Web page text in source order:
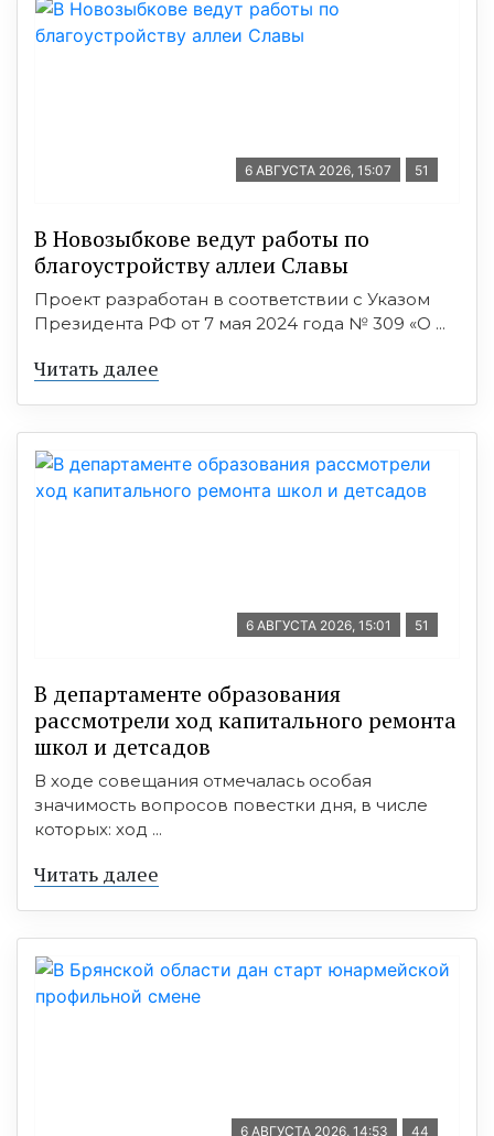
6 АВГУСТА 2026, 15:07 51
В Новозыбкове ведут работы по
благоустройству аллеи Славы
Проект разработан в соответствии с Указом
Президента РФ от 7 мая 2024 года № 309 «О ...
Читать далее
6 АВГУСТА 2026, 15:01 51
В департаменте образования
рассмотрели ход капитального ремонта
школ и детсадов
В ходе совещания отмечалась особая
значимость вопросов повестки дня, в числе
которых: ход ...
Читать далее
6 АВГУСТА 2026, 14:53 44